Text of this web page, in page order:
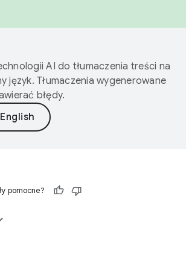
AI do tłumaczenia treści na
język. Tłumaczenia wygenerowane
błędy.
pomocne?